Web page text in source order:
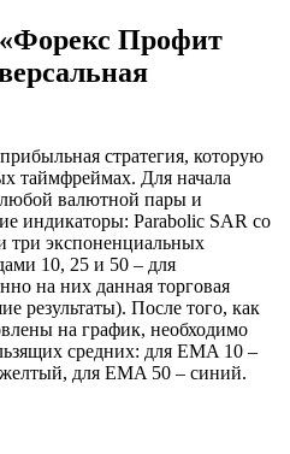
«Форекс Профит
стратегия, которую
таймфреймах. Для начала
валютной пары и
индикаторы: Parabolic SAR со
три экспоненциальных
10, 25 и 50 – для
на них данная торговая
результаты). После того, как
на график, необходимо
средних: для EMA 10 –
для EMA 50 – синий.